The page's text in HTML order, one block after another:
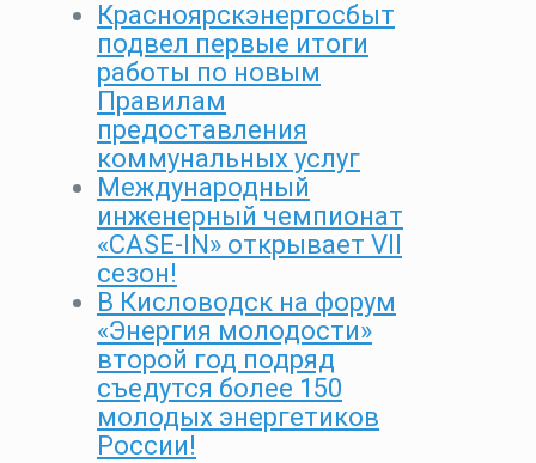
Красноярскэнергосбыт
подвел первые итоги
работы по новым
Правилам
предоставления
коммунальных услуг
Международный
инженерный чемпионат
«CASE-IN» открывает VII
сезон!
В Кисловодск на форум
«Энергия молодости»
второй год подряд
съедутся более 150
молодых энергетиков
России!